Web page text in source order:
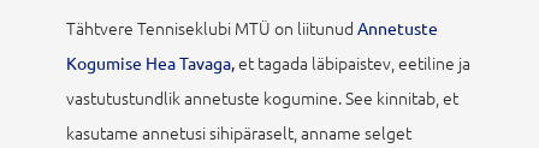
Tähtvere Tenniseklubi MTÜ on liitunud Annetuste
Kogumise Hea Tavaga,et tagada läbipaistev, eetiline ja
vastutustundlik annetuste kogumine. See kinnitab, et
kasutame annetusi sihipäraselt, anname selget